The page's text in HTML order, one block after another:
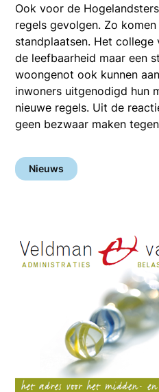
Ook voor de
regels gevolgen. Zo
standplaatsen. Het
de leefbaarheid maar een
woongenot ook kunnen
inwoners uitgenodigd hun
nieuwe regels. Uit de
geen bezwaar maken
Nieuws